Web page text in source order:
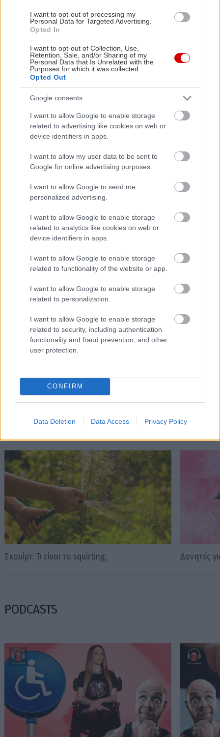
I want to opt-out of processing my
Personal Data for Targeted Advertising.
Opted In
I want to opt-out of Collection, Use,
Retention, Sale, and/or Sharing of my
Personal Data that Is Unrelated with the
Purposes for which it was collected.
Opted Out
Google consents
I want to allow Google to enable storage
related to advertising like cookies on web or
device identifiers in apps.
I want to allow my user data to be sent to
Google for online advertising purposes.
I want to allow Google to send me
personalized advertising.
I want to allow Google to enable storage
related to analytics like cookies on web or
device identifiers in apps.
I want to allow Google to enable storage
related to functionality of the website or app.
I want to allow Google to enable storage
related to personalization.
I want to allow Google to enable storage
related to security, including authentication
functionality and fraud prevention, and other
user protection.
CONFIRM
Data Deletion Data Access Privacy Policy
Διαβάστε επίσης
Σκουίρτ: Τι είναι το squirting; Δονητές
PODCASTS